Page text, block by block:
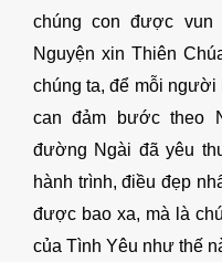
chúng con được
Nguyện xin Thiên
chúng ta, để mỗi người
can đảm bước theo
đường Ngài đã yêu
hành trình, điều đẹp
được bao xa, mà là
của Tình Yêu như thế